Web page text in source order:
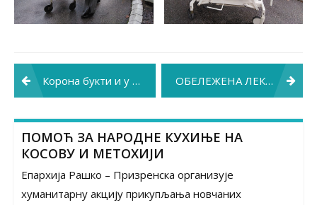
Post
navigation
Корона букти и у Краљеву ОБЕЛЕЖЕНА ЛЕКАРСКА СЛАВА
ПОМОЋ ЗА НАРОДНЕ КУХИЊЕ НА
КОСОВУ И МЕТОХИЈИ
Епархија Рашко – Призренска организује
хуманитарну акцију прикупљања новчаних